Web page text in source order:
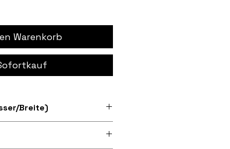
Warenkorb
Breite)